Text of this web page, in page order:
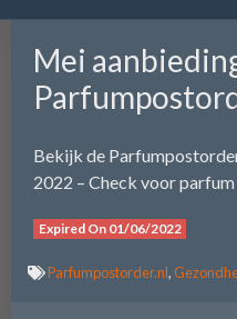
Mei
Bekijk de
2022 – Check voor
Expired On 01/06/2022
Parfumpostorder.nl,